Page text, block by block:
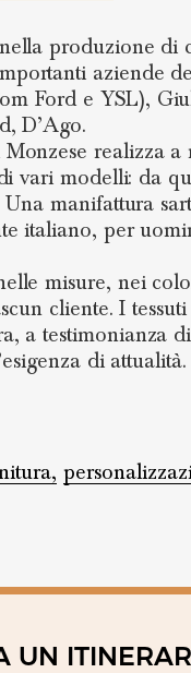
produzione di
aziende
Ford e YSL),
D’Ago.
realizza a
vari modelli: da
manifattura
italiano, per
misure, nei
cliente. I
a testimonianza
di attualità.
UN